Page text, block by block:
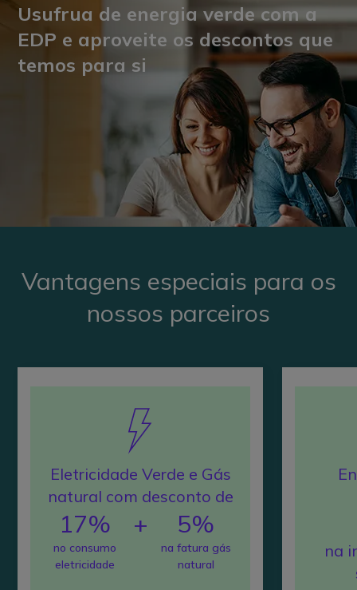
Usufrua de energia verde com a
EDP e aproveite os descontos que
temos para si
Vantagens especiais para os
nossos parceiros
Eletricidade Verde e Gás
natural com desconto de
17%
no consumo
eletricidade
+ 5%
na fatura gás
natural
na